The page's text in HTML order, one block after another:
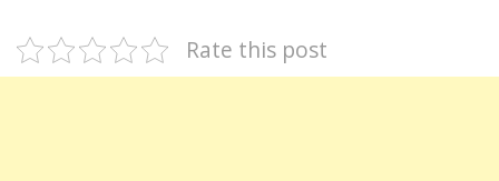
Rate this post